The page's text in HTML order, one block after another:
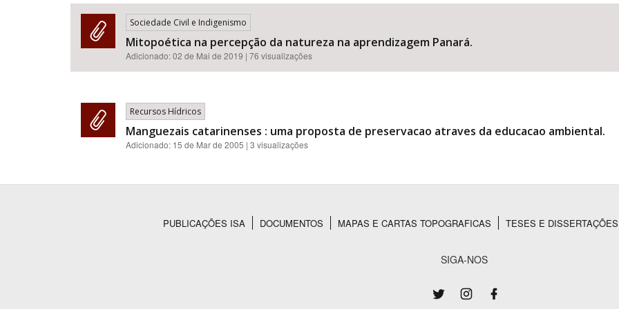
Sociedade Civil e Indigenismo
Mitopoética na percepção da natureza na aprendizagem Panará.
Adicionado:02 de Mai de 2019 | 76 visualizações
Recursos Hídricos
Manguezais catarinenses : uma proposta de preservacao atraves da educacao ambiental.
Adicionado: 15 de Mar de 2005 | 3 visualizações
PUBLICAÇÕES ISA DOCUMENTOS MAPAS E CARTAS TOPOGRAFICAS TESES E DISSERTAÇÕES
SIGA-NOS